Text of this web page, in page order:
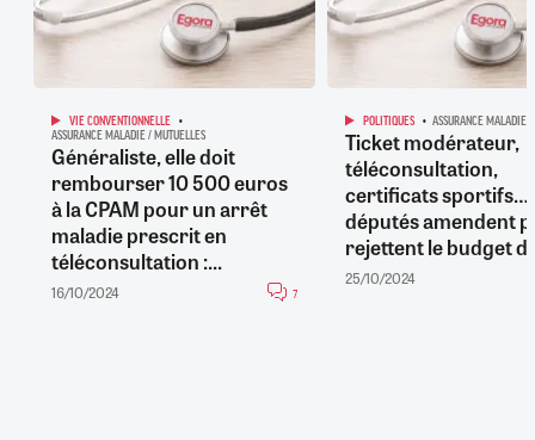
VIE CONVENTIONNELLE
ASSURANCE MALADIE / MUTUELLES
Généraliste, elle doit
rembourser 10 500 euros
à la CPAM pour un arrêt
maladie prescrit en
téléconsultation :...
16/10/2024 7
POLITIQUES ASSURANCE MALADIE /
Ticket modérateur,
téléconsultation,
certificats sportifs…
députés amendent
rejettent le budget
25/10/2024